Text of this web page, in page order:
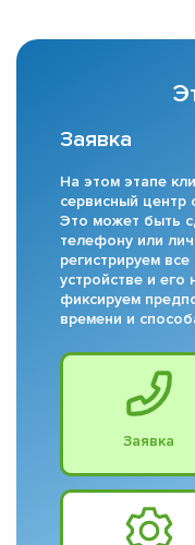
Заявка
На этом этапе
сервисный центр
Это может быть
телефону или
регистрируем
устройстве и его
фиксируем
времени и
Заявка